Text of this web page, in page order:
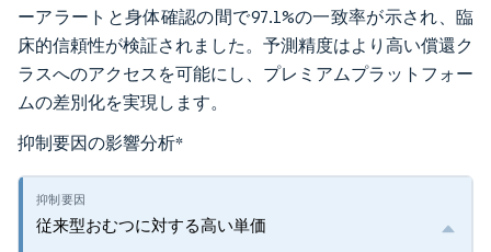
ーアラートと身体確認の間で97.1%の一致率が示され、臨
床的信頼性が検証されました。予測精度はより高い償還ク
ラスへのアクセスを可能にし、プレミアムプラットフォー
ムの差別化を実現します。
抑制要因の影響分析*
従来型おむつに対する高い単価